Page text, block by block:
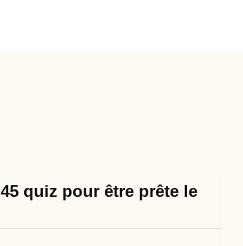
quiz pour être prête le